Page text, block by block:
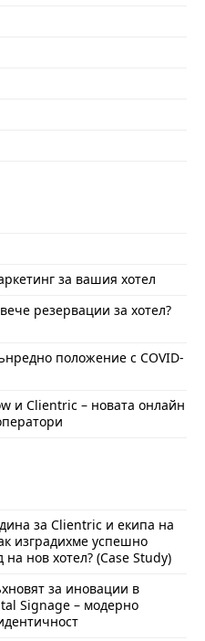
за вашия хотел
резервации за хотел?
положение с COVID-
и Clientric – новата онлайн
за Clientric и екипа на
изградихме успешно
нов хотел? (Case Study)
за иновации в
Signage – модерно